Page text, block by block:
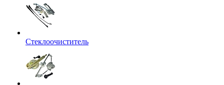
Стеклоочиститель